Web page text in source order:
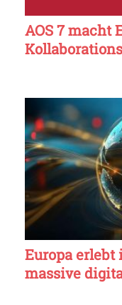
AOS 7 macht
Europa erlebt
massive